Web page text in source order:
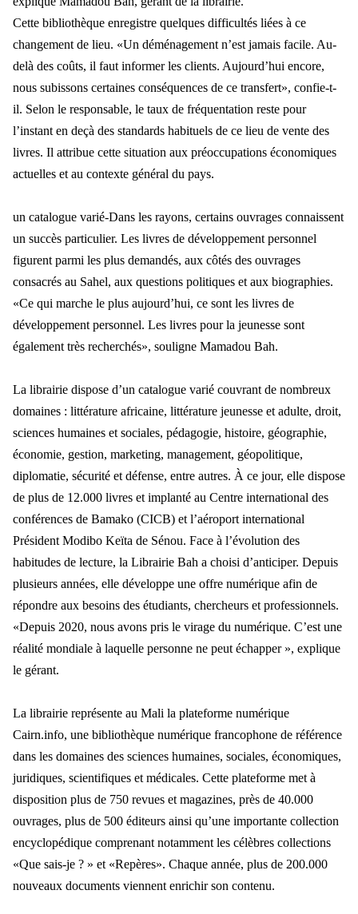
Cette bibliothèque enregistre quelques difficultés liées à ce
changement de lieu. «Un déménagement n’est jamais facile. Au-
delà des coûts, il faut informer les clients. Aujourd’hui encore,
nous subissons certaines conséquences de ce transfert», confie-t-
il. Selon le responsable, le taux de fréquentation reste pour
l’instant en deçà des standards habituels de ce lieu de vente des
livres. Il attribue cette situation aux préoccupations économiques
actuelles et au contexte général du pays.
un catalogue varié-Dans les rayons, certains ouvrages connaissent
un succès particulier. Les livres de développement personnel
figurent parmi les plus demandés, aux côtés des ouvrages
consacrés au Sahel, aux questions politiques et aux biographies.
«Ce qui marche le plus aujourd’hui, ce sont les livres de
développement personnel. Les livres pour la jeunesse sont
également très recherchés», souligne Mamadou Bah.
La librairie dispose d’un catalogue varié couvrant de nombreux
domaines : littérature africaine, littérature jeunesse et adulte, droit,
sciences humaines et sociales, pédagogie, histoire, géographie,
économie, gestion, marketing, management, géopolitique,
diplomatie, sécurité et défense, entre autres. À ce jour, elle dispose
de plus de 12.000 livres et implanté au Centre international des
conférences de Bamako (CICB) et l’aéroport international
Président Modibo Keïta de Sénou. Face à l’évolution des
habitudes de lecture, la Librairie Bah a choisi d’anticiper. Depuis
plusieurs années, elle développe une offre numérique afin de
répondre aux besoins des étudiants, chercheurs et professionnels.
«Depuis 2020, nous avons pris le virage du numérique. C’est une
réalité mondiale à laquelle personne ne peut échapper », explique
le gérant.
La librairie représente au Mali la plateforme numérique
Cairn.info, une bibliothèque numérique francophone de référence
dans les domaines des sciences humaines, sociales, économiques,
juridiques, scientifiques et médicales. Cette plateforme met à
disposition plus de 750 revues et magazines, près de 40.000
ouvrages, plus de 500 éditeurs ainsi qu’une importante collection
encyclopédique comprenant notamment les célèbres collections
«Que sais-je ? » et «Repères». Chaque année, plus de 200.000
nouveaux documents viennent enrichir son contenu.